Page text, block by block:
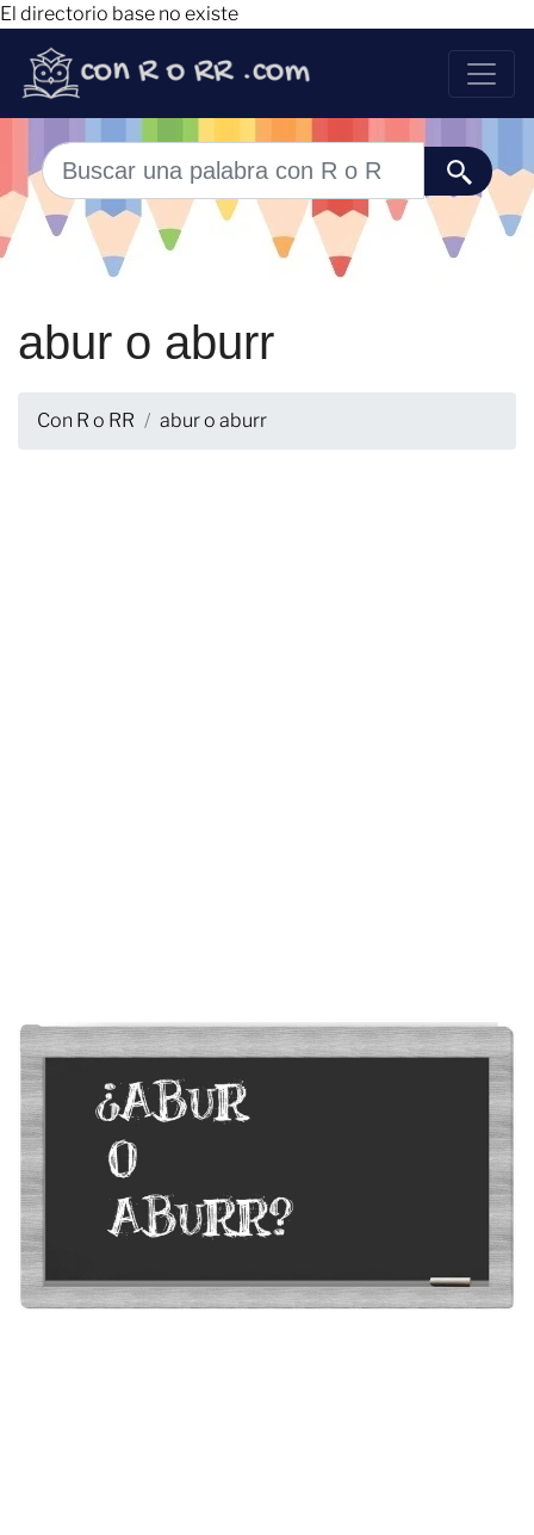
El directorio base no existe
abur o aburr
Con R o RR abur o aburr